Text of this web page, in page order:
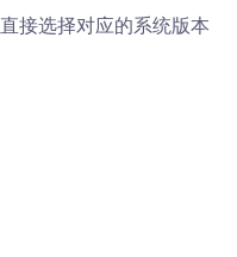
直接选择对应的系统版本